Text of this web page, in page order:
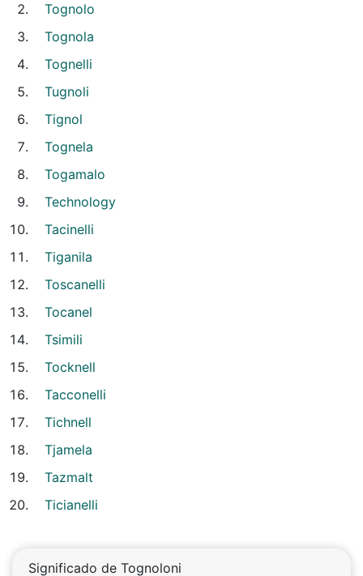
Tognolo
Tognola
Tognelli
Tugnoli
Tignol
Tognela
Togamalo
Technology
Tacinelli
Tiganila
Toscanelli
Tocanel
Tsimili
Tocknell
Tacconelli
Tichnell
Tjamela
Tazmalt
Ticianelli
Significado de Tognoloni